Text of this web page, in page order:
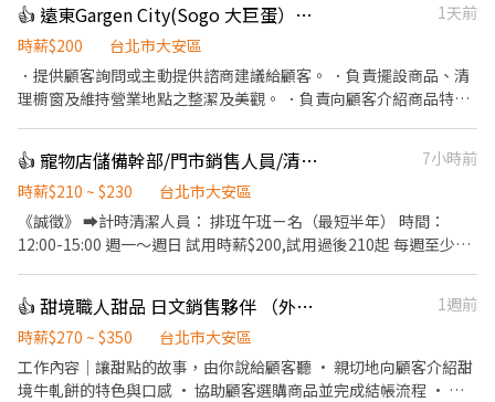
👍 遠東Gargen City(Sogo 大巨蛋）門市人員
1天前
時薪$200
台北市大安區
．提供顧客詢問或主動提供諮商建議給顧客。 ．負責擺設商品、清
理櫥窗及維持營業地點之整潔及美觀。 ．負責向顧客介紹商品特
束營業前，統計銷售情形、盤點貨品存量及撰寫當日業務報表。
👍 寵物店儲備幹部/門市銷售人員/清潔人員/寵物沙龍人員/代班
7小時前
時薪$210 ~ $230
台北市大安區
《誠徵》 ➡️計時清潔人員： 排班午班ㄧ名（最短半年） 時間：
12:00-15:00 週一～週日 試用時薪$200,試用過後210起 每週至少排
璃/倒垃圾 《限》對毛小孩🐶有愛心耐心會餵藥 有養過毛小孩經驗
者 有寵物相關工作經驗者 ➡️晚班 門市排班-計時工讀生19:00-
24:00（時薪） 每週至少排三天班以上，能配合再投履歷 （有銷售
經驗者，徵長期） ➡️五六日 門市排班-計時工讀生19:00-24:00 （時
👍 甜境職人甜品 日文銷售夥伴 （外語津貼+高獎金💰）
1週前
時薪$270 ~ $350
台北市大安區
工作內容｜讓甜點的故事，由你說給顧客聽 • 親切地向顧客介紹甜
境牛軋餅的特色與口感 • 協助顧客選購商品並完成結帳流程 • 維